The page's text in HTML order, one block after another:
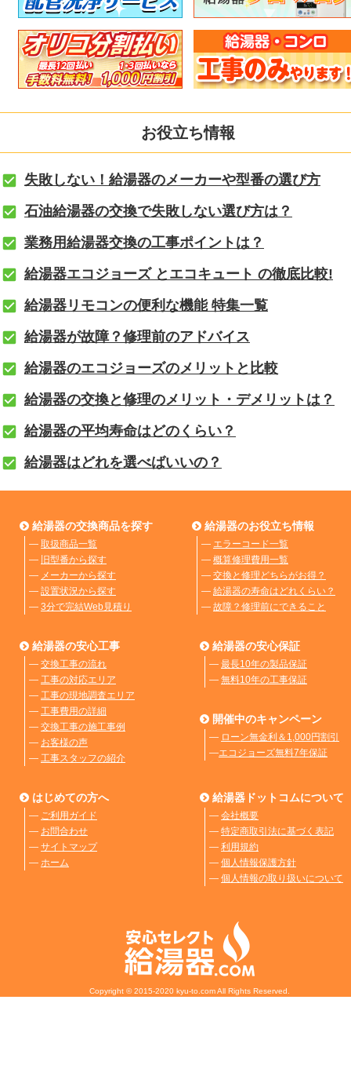
お役立ち情報
失敗しない！給湯器のメーカーや型番の選び方
石油給湯器の交換で失敗しない選び方は？
業務用給湯器交換の工事ポイントは？
給湯器エコジョーズ とエコキュート の徹底比較!
給湯器リモコンの便利な機能 特集一覧
給湯器が故障？修理前のアドバイス
給湯器のエコジョーズのメリットと比較
給湯器の交換と修理のメリット・デメリットは？
給湯器の平均寿命はどのくらい？
給湯器はどれを選べばいいの？
給湯器の交換商品を探す
― 取扱商品一覧
― 旧型番から探す
― メーカーから探す
― 設置状況から探す
― 3分で完結Web見積り
給湯器のお役立ち情報
― エラーコード一覧
― 概算修理費用一覧
― 交換と修理どちらがお得？
― 給湯器の寿命はどれくらい？
― 故障？修理前にできること
給湯器の安心工事
― 交換工事の流れ
― 工事の対応エリア
― 工事の現地調査エリア
― 工事費用の詳細
― 交換工事の施工事例
― お客様の声
― 工事スタッフの紹介
給湯器の安心保証
― 最長10年の製品保証
― 無料10年の工事保証
開催中のキャンペーン
― ローン無金利＆1,000円割引
―エコジョーズ無料7年保証
はじめての方へ
― ご利用ガイド
― お問合わせ
― サイトマップ
― ホーム
給湯器ドットコムについて
― 会社概要
― 特定商取引法に基づく表記
― 利用規約
― 個人情報保護方針
― 個人情報の取り扱いについて
Copyright © 2015-2020 kyu-to.com All Rights Reserved.